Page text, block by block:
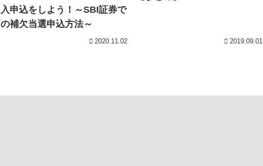
入申込をしよう！～SBI証券で
の補欠当選申込方法～
2020.11.02 2019.09.01